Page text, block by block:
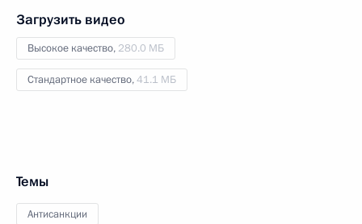
Загрузить видео
Высокое качество, 280.0 МБ
Стандартное качество,41.1 МБ
Темы
Антисанкции